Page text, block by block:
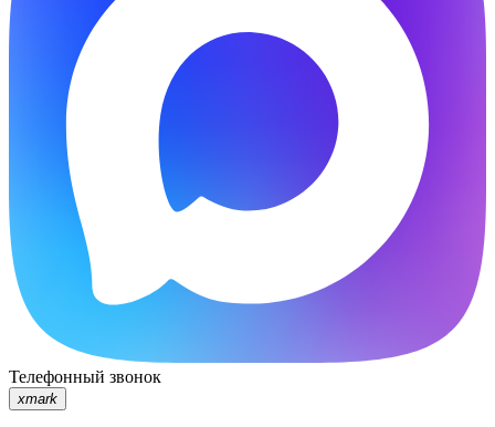
Телефонный звонок
xmark